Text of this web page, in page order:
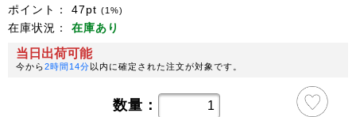
ポイント： 47pt (1%)
在庫状況： 在庫あり
当日出荷可能
今から2時間14分以内に確定された注文が対象です。
数量：